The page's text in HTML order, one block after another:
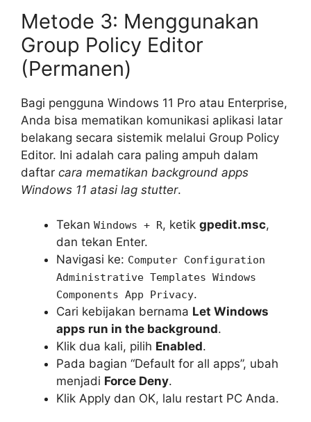
Metode 3: Menggunakan
Group Policy Editor
(Permanen)
Bagi pengguna Windows 11 Pro atau Enterprise,
Anda bisa mematikan komunikasi aplikasi latar
belakang secara sistemik melalui Group Policy
Editor. Ini adalah cara paling ampuh dalam
daftar cara mematikan background apps
Windows 11 atasi lag stutter.
Tekan Windows + R, ketik gpedit.msc,
dan tekan Enter.
Navigasi ke: Computer Configuration
Administrative Templates Windows
Components App Privacy.
Cari kebijakan bernama Let Windows
apps run in the background.
Klik dua kali, pilih Enabled.
Pada bagian “Default for all apps”, ubah
menjadi Force Deny.
Klik Apply dan OK, lalu restart PC Anda.